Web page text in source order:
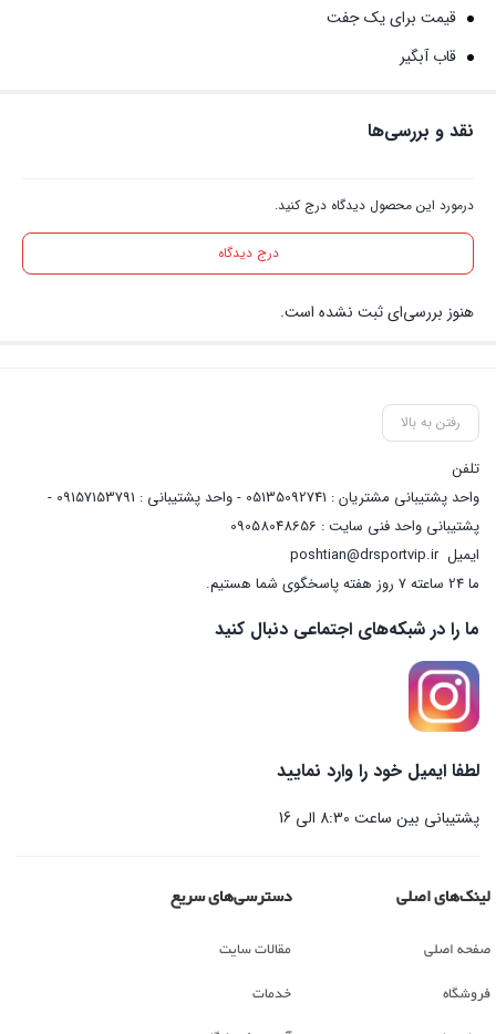
قیمت برای یک جفت
قاب آبگیر
نقد و بررسی‌ها
درمورد این محصول دیدگاه درج کنید.
درج دیدگاه
هنوز بررسی‌ای ثبت نشده است.
رفتن به بالا
تلفن
واحد پشتیبانی مشتریان : 05135092741 - واحد پشتیبانی : 09157153791 -
پشتیبانی واحد فنی سایت : 09058048656
ایمیلposhtian@drsportvip.ir
ما 24 ساعته 7 روز هفته پاسخگوی شما هستیم.
ما را در شبکه‌های اجتماعی دنبال کنید
لطفا ایمیل خود را وارد نمایید
پشتیبانی بین ساعت 8:30 الی 16
لینک‌های اصلی
صفحه اصلی
فروشگاه
دسترسی‌های سریع
مقالات سایت
خدمات